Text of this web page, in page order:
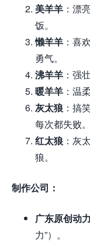
美羊羊 ：漂
饭。
懒羊羊 ：喜
勇气。
沸羊羊 ：强
暖羊羊 ：温
灰太狼 ：搞
每次都失败。
红太狼 ：灰
狼。
制作公司：
广东原创动
力”）。